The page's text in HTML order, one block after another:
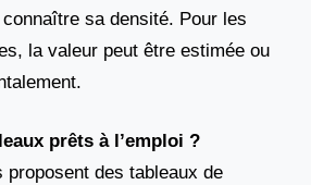
sa densité. Pour les
la valeur peut être estimée ou
prêts à l’emploi ?
des tableaux de